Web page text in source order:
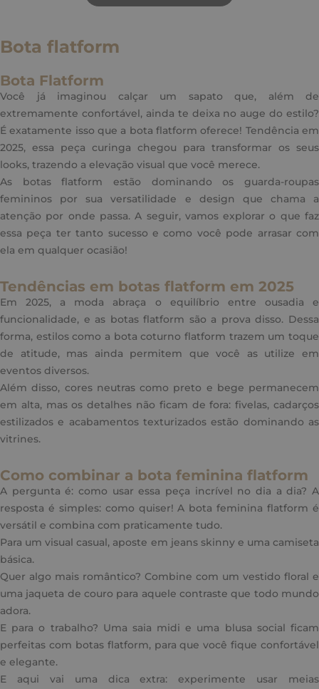
Bota flatform
Bota Flatform
Você já imaginou calçar um sapato que, além de
extremamente confortável, ainda te deixa no auge do estilo?
É exatamente isso que a bota flatform oferece! Tendência em
2025, essa peça curinga chegou para transformar os seus
looks, trazendo a elevação visual que você merece.
As botas flatform estão dominando os guarda-roupas
femininos por sua versatilidade e design que chama a
atenção por onde passa. A seguir, vamos explorar o que faz
essa peça ter tanto sucesso e como você pode arrasar com
ela em qualquer ocasião!
Tendências em botas flatform em 2025
Em 2025, a moda abraça o equilíbrio entre ousadia e
funcionalidade, e as botas flatform são a prova disso. Dessa
forma, estilos como a bota coturno flatform trazem um toque
de atitude, mas ainda permitem que você as utilize em
eventos diversos.
Além disso, cores neutras como preto e bege permanecem
em alta, mas os detalhes não ficam de fora: fivelas, cadarços
estilizados e acabamentos texturizados estão dominando as
vitrines.
Como combinar a bota feminina flatform
A pergunta é: como usar essa peça incrível no dia a dia? A
resposta é simples: como quiser! A bota feminina flatform é
versátil e combina com praticamente tudo.
Para um visual casual, aposte em jeans skinny e uma camiseta
básica.
Quer algo mais romântico? Combine com um vestido floral e
uma jaqueta de couro para aquele contraste que todo mundo
adora.
E para o trabalho? Uma saia midi e uma blusa social ficam
perfeitas com botas flatform, para que você fique confortável
e elegante.
E aqui vai uma dica extra: experimente usar meias